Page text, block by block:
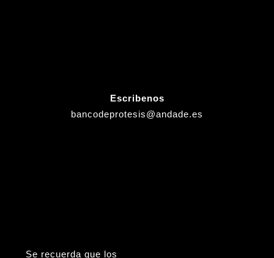
Escribenos
bancodeprotesis@andade.es
Se recuerda que los